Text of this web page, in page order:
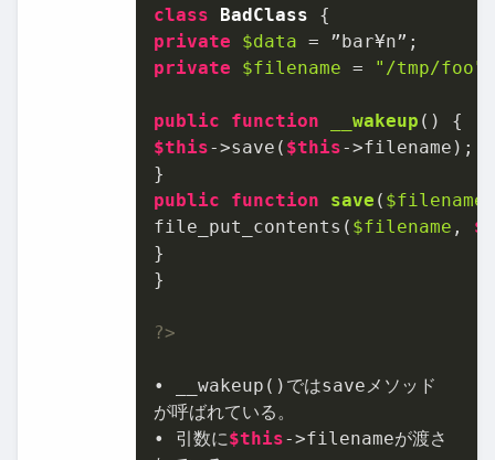
class
BadClass
private
$data
private
$filename = "/tmp/foo"
public function __wakeup ( )
$this->save( $this->filename);
public
function save ( $filename
file_put_contents( $filename ,
}
}
?>
• __wakeup()ではsaveメソッド
が呼ばれている。
• 引数に$this->filenameが渡さ